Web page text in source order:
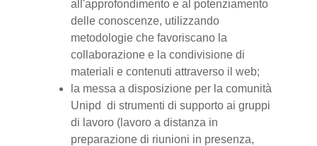
all'approfondimento e al potenziamento
delle conoscenze, utilizzando
metodologie che favoriscano la
collaborazione e la condivisione di
materiali e contenuti attraverso il web;
la messa a disposizione per la comunità
Unipd di strumenti di supporto ai gruppi
di lavoro (lavoro a distanza in
preparazione di riunioni in presenza,